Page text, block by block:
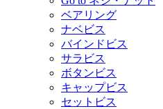
ベアリング
ナベビス
バインドビス
サラビス
ボタンビス
キャップビス
セットビス